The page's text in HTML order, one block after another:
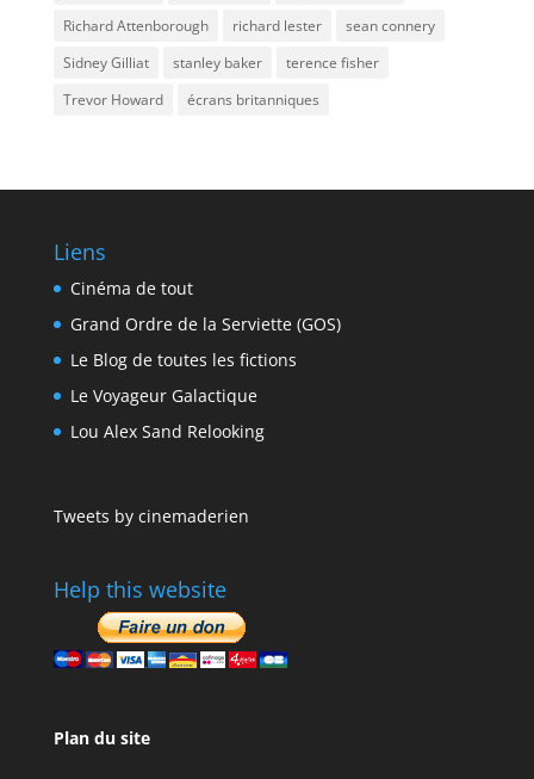
Richard Attenborough
richard lester
sean connery
Sidney Gilliat
stanley baker
terence fisher
Trevor Howard
écrans britanniques
Liens
Cinéma de tout
Grand Ordre de la Serviette (GOS)
Le Blog de toutes les fictions
Le Voyageur Galactique
Lou Alex Sand Relooking
Tweets by cinemaderien
Help this website
Plan du site